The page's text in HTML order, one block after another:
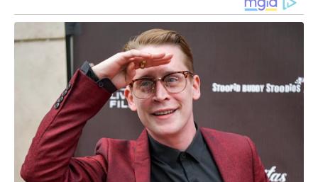
e
b
o
t
t
e
t
e
r
s
t
t
s
p